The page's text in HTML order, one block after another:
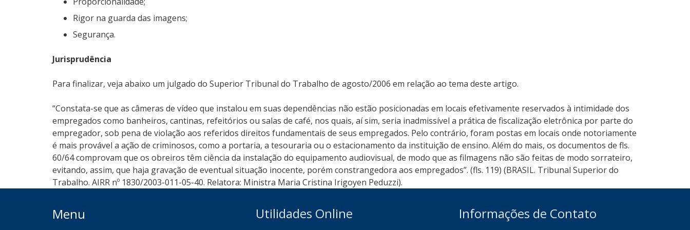
Rigor na guarda das imagens;
Segurança.
Jurisprudência
Para finalizar, veja abaixo um julgado do Superior Tribunal do Trabalho de agosto/2006 em relação ao tema deste artigo.
“Constata-se que as câmeras de vídeo que instalou em suas dependências não estão posicionadas em locais efetivamente reservados à intimidade dos
empregados como banheiros, cantinas, refeitórios ou salas de café, nos quais, aí sim, seria inadmissível a prática de fiscalização eletrônica por parte do
empregador, sob pena de violação aos referidos direitos fundamentais de seus empregados. Pelo contrário, foram postas em locais onde notoriamente
é mais provável a ação de criminosos, como a portaria, a tesouraria ou o estacionamento da instituição de ensino. Além do mais, os documentos de fls.
60/64 comprovam que os obreiros têm ciência da instalação do equipamento audiovisual, de modo que as filmagens não são feitas de modo sorrateiro,
evitando, assim, que haja gravação de eventual situação inocente, porém constrangedora aos empregados”. (fls. 119) (BRASIL. Tribunal Superior do
Trabalho. AIRR nº 1830/2003-011-05-40. Relatora: Ministra Maria Cristina Irigoyen Peduzzi).
Menu Utilidades Online Informações de Contato